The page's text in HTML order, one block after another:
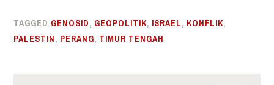
TAGGED GENOSID, GEOPOLITIK, ISRAEL, KONFLIK,
PALESTIN, PERANG, TIMUR TENGAH